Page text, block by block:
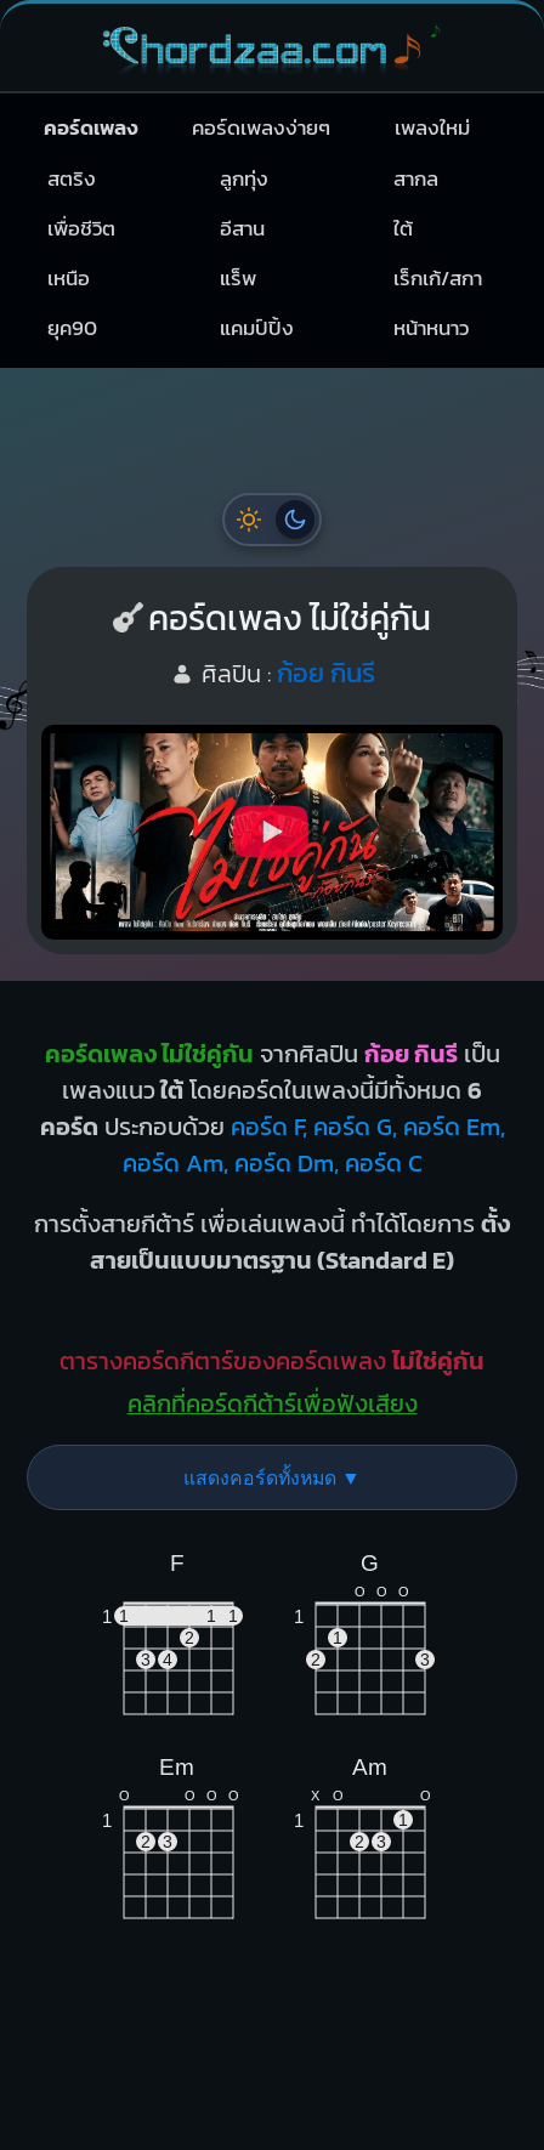
คอร์ดเพลง คอร์ดเพลงง่ายๆ
เพลงใหม่
สตริง
ลูกทุ่ง
สากล
เพื่อชีวิต
อีสาน
ใต้
เหนือ
แร็พ
เร็กเก้/สกา
ยุค90
แคมป์ปิ้ง หน้าหนาว
คอร์ดเพลง ไม่ใช่คู่กัน
ศิลปิน : ก้อย กินรี
คอร์ดเพลง ไม่ใช่คู่กัน จากศิลปิน ก้อย กินรีเป็น
เพลงแนวใต้โดยคอร์ดในเพลงนี้มีทั้งหมด 6
คอร์ด ประกอบด้วย คอร์ด F, คอร์ด G, คอร์ด Em,
คอร์ด Am, คอร์ด Dm, คอร์ด C
การตั้งสายกีต้าร์ เพื่อเล่นเพลงนี้ ทำได้โดยการตั้ง
สายเป็นแบบมาตรฐาน (Standard E)
ตารางคอร์ดกีตาร์ของคอร์ดเพลงไม่ใช่คู่กัน
คลิกที่คอร์ดกีต้าร์เพื่อฟังเสียง
แสดงคอร์ดทั้งหมด ▼
F
1 1 1
1
2
3
4
G
O O O
1
1
2
3
Em
O O O O
1
2 3
Am
X O O
1
1
2
3